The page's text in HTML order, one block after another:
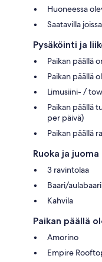
Huoneessa
Saatavilla
Pysäköinti ja
Paikan päällä
Paikan päällä
Limusiini- /
Paikan päällä
per päivä)
Paikan päällä
Ruoka ja juoma
3 ravintolaa
Baari/aulabaari
Kahvila
Paikan päällä
Amorino
Empire